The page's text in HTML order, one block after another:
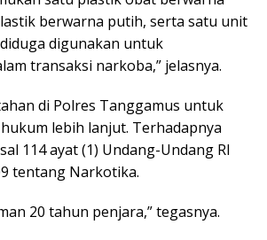
berwarna putih, serta satu unit
digunakan untuk
transaksi narkoba,” jelasnya.
di Polres Tanggamus untuk
lebih lanjut. Terhadapnya
114 ayat (1) Undang-Undang RI
tentang Narkotika.
20 tahun penjara,” tegasnya.